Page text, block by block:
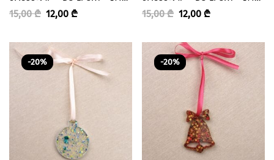
ᲔᲞᲝᲥᲡᲘ”
15,00₾ 12,00 ₾
ᲔᲞᲝᲥᲡᲘ”
15,00₾ 12,00 ₾
-20% -20%